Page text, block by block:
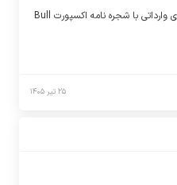
توله بول تریرهای وارداتی با شجره نامه اکسپورت Bull
۲۵ تیر ۱۴۰۵